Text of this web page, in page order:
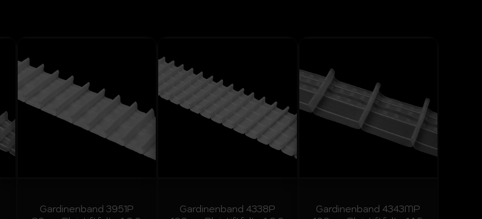
Gardinenband 3951P
Gardinenband 4338P
Gardinenband 4343MP